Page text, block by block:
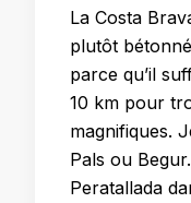
La Costa
plutôt
parce qu’il
10 km pour
magnifiques.
Pals ou
Peratallada